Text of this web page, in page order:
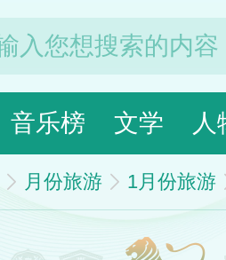
音乐榜 文学 人
月份旅游 1月份旅游